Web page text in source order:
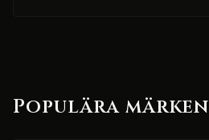
Populära märken